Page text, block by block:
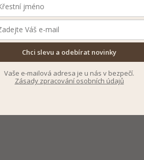
Chci slevu a odebírat novinky
Vaše e-mailová adresa je u nás v bezpečí.
Zásady zpracování osobních údajů